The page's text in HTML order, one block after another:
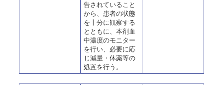
告されていること
から、患者の状態
を十分に観察する
とともに、本剤血
中濃度のモニター
を行い、必要に応
じ減量・休薬等の
処置を行う。